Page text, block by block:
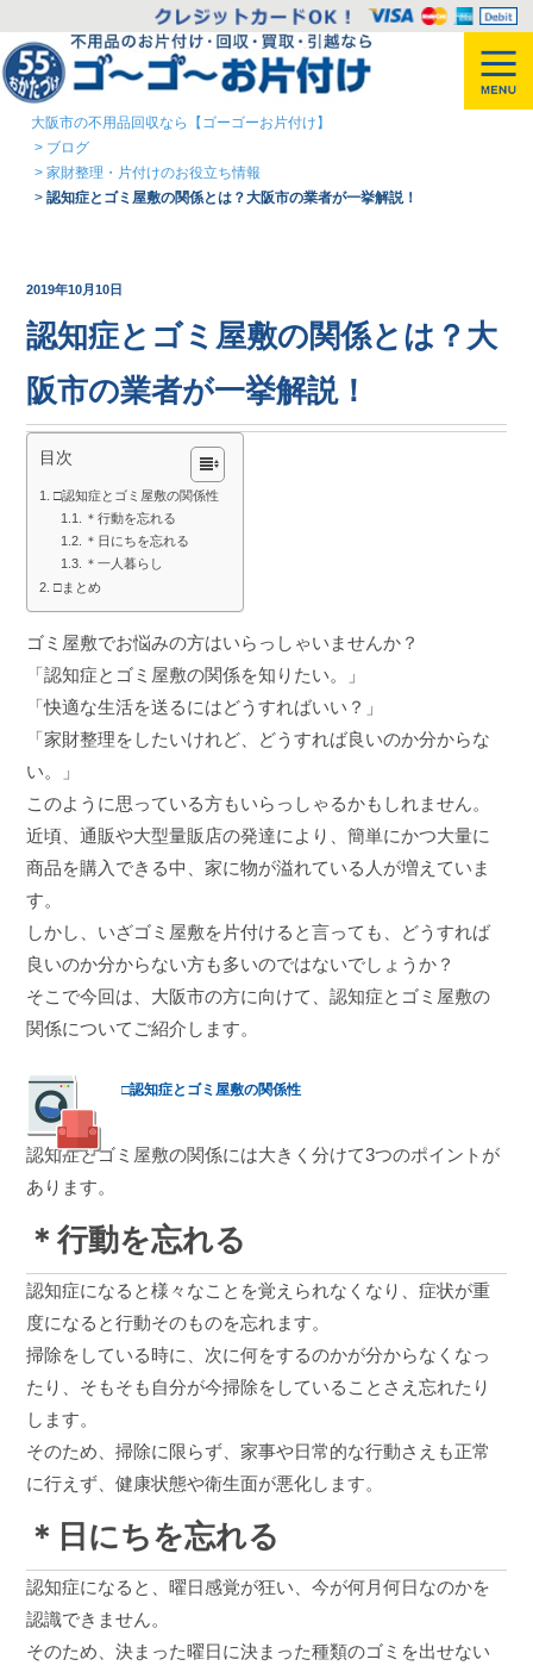
大阪市の不用品回収なら【ゴーゴーお片付け】
> ブログ
>家財整理・片付けのお役立ち情報
>認知症とゴミ屋敷の関係とは？大阪市の業者が一挙解説！
2019年10月10日
認知症とゴミ屋敷の関係とは？大
阪市の業者が一挙解説！
目次
□認知症とゴミ屋敷の関係性
＊行動を忘れる
＊日にちを忘れる
＊一人暮らし
□まとめ
ゴミ屋敷でお悩みの方はいらっしゃいませんか？
「認知症とゴミ屋敷の関係を知りたい。」
「快適な生活を送るにはどうすればいい？」
「家財整理をしたいけれど、どうすれば良いのか分からな
い。」
このように思っている方もいらっしゃるかもしれません。
近頃、通販や大型量販店の発達により、簡単にかつ大量に
商品を購入できる中、家に物が溢れている人が増えていま
す。
しかし、いざゴミ屋敷を片付けると言っても、どうすれば
良いのか分からない方も多いのではないでしょうか？
そこで今回は、大阪市の方に向けて、認知症とゴミ屋敷の
関係についてご紹介します。
□認知症とゴミ屋敷の関係性
認知症とゴミ屋敷の関係には大きく分けて3つのポイントが
あります。
＊行動を忘れる
認知症になると様々なことを覚えられなくなり、症状が重
度になると行動そのものを忘れます。
掃除をしている時に、次に何をするのかが分からなくなっ
たり、そもそも自分が今掃除をしていることさえ忘れたり
します。
そのため、掃除に限らず、家事や日常的な行動さえも正常
に行えず、健康状態や衛生面が悪化します。
＊日にちを忘れる
認知症になると、曜日感覚が狂い、今が何月何日なのかを
認識できません。
そのため、決まった曜日に決まった種類のゴミを出せない